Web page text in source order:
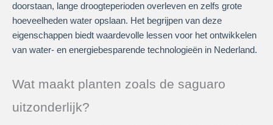
doorstaan, lange droogteperioden overleven en zelfs grote
hoeveelheden water opslaan. Het begrijpen van deze
eigenschappen biedt waardevolle lessen voor het ontwikkelen
van water- en energiebesparende technologieën in Nederland.
Wat maakt planten zoals de saguaro
uitzonderlijk?